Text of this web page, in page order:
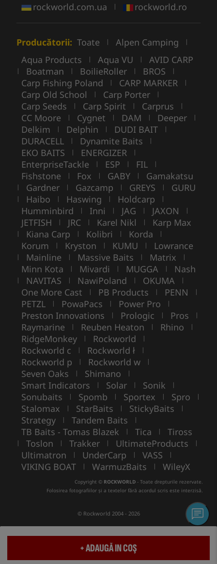
+ ADAUGĂ IN COŞ
rockworld.com.ua | rockworld.ro
Producătorii: Toate | Alpen Camping |
Aqua Products | Aqua VU | AVID CARP
| Boatman | BoilieRoller | BROS |
Carp Fishing Poland | CARP MARKER |
Carp Old School | Carp Porter |
Carp Seeds | Carp Spirit | Carprus |
CC Moore | Cygnet | DAM | Deeper |
Delkim | Delphin | DUDI BAIT |
DURACELL | Dynamite Baits |
EKO BAITS | ENERGIZER |
EnterpriseTackle | ESP | FIL |
Fishstone | Fox | GABY | Gamakatsu
| Gardner | Gazcamp | GREYS | GURU
| Haibo | Haswing | Holdcarp |
Humminbird | Inni | JAG | JAXON |
JETFISH | JRC | Karel Nikl | Karp Max
| Kiana Carp | Kolibri | Korda |
Korum | Kryston | KUMU | Lowrance
| Mainline | Massive Baits | Matrix |
Minn Kota | Mivardi | MUGGA | Nash
| NAVITAS | NawiPoland | OKUMA |
One More Cast | PB Products | PENN |
PETZL | PowaPacs | Power Pro |
Preston Innovations | Prologic | Pros |
Raymarine | Reuben Heaton | Rhino |
RidgeMonkey | Rockworld |
Rockworld c | Rockworld ł |
Rockworld p | Rockworld w |
Seven Oaks | Shimano |
Smart Indicators | Solar | Sonik |
Sonubaits | Spomb | Sportex | Spro |
Stalomax | StarBaits | StickyBaits |
Strategy | Tandem Baits |
TB Baits - Tomas Blazek | Tica | Tiross
| Toslon | Trakker | UltimateProducts |
Ultimatron | UnderCarp | VASS |
VIKING BOAT | WarmuzBaits | WileyX
Copyright © ROCKWORLD - Toate drepturile rezervate.
Folosirea fotografiilor și a textelor fără acordul scris este interzisă.
© Rockworld 2004 - 2026